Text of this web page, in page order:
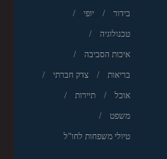
בידור יופי
טכנולוגיה
איכות הסביבה
בריאות צדק חברתי
אוכל תיירות
משפט
טיולי משפחות לחו"ל